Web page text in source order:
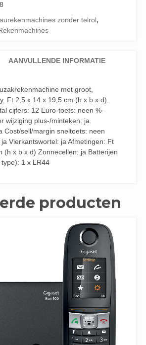
zonder telrol,
AANVULLENDE INFORMATIE
met groot,
Ft 2,5 x 14 x 19,5 cm (h x b x d).
cijfers: 12 Euro-toets: neen %-
wijziging plus-/minteken: ja
Cost/sell/margin sneltoets: neen
Vierkantswortel: ja Afmetingen: Ft
(h x b x d) Zonnecellen: ja Batterijen
1 x LR44
producten